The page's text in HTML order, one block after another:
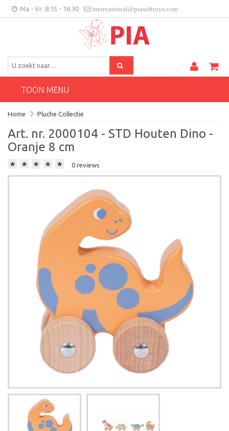
Ma - Vr: 8:15 - 16:30 international@piasofttoys.com
Klantenfeedback
BE/NL
TOON MENU
Home Pluche Collectie
Art. nr. 2000104 - STD Houten Dino -
Oranje 8 cm
0 reviews